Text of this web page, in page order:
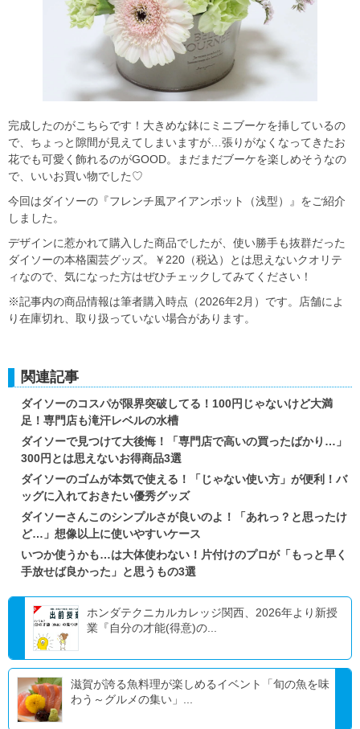
完成したのがこちらです！大きめな鉢にミニブーケを挿しているの
で、ちょっと隙間が見えてしまいますが…張りがなくなってきたお
花でも可愛く飾れるのがGOOD。まだまだブーケを楽しめそうなの
で、いいお買い物でした♡
今回はダイソーの『フレンチ風アイアンポット（浅型）』をご紹介
しました。
デザインに惹かれて購入した商品でしたが、使い勝手も抜群だった
ダイソーの本格園芸グッズ。￥220（税込）とは思えないクオリテ
ィなので、気になった方はぜひチェックしてみてください！
※記事内の商品情報は筆者購入時点（2026年2月）です。店舗によ
り在庫切れ、取り扱っていない場合があります。
関連記事
ダイソーのコスパが限界突破してる！100円じゃないけど大満
足！専門店も滝汗レベルの水槽
ダイソーで見つけて大後悔！「専門店で高いの買ったばかり…」
300円とは思えないお得商品3選
ダイソーのゴムが本気で使える！「じゃない使い方」が便利！バ
ッグに入れておきたい優秀グッズ
ダイソーさんこのシンプルさが良いのよ！「あれっ？と思ったけ
ど…」想像以上に使いやすいケース
いつか使うかも…は大体使わない！片付けのプロが「もっと早く
手放せば良かった」と思うもの3選
ホンダテクニカルカレッジ関西、2026年より新授
業『自分の才能(得意)の...
滋賀が誇る魚料理が楽しめるイベント「旬の魚を味
わう～グルメの集い」...